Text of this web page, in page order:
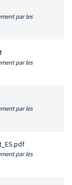
par les
par les
par les
par les